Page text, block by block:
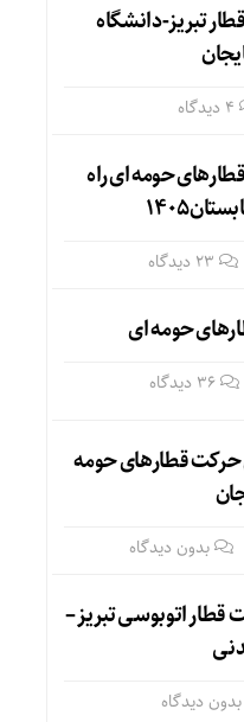
تبریز-دانشگاه
4 دیدگاه
حومه ای راه
23 دیدگاه
حومه ای
36 دیدگاه
حرکت قطارهای حومه
بدون دیدگاه
اتوبوسی تبریز –
بدون دیدگاه